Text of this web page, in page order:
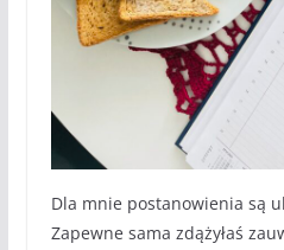
Dla mnie postanowienia są
Zapewne sama zdążyłaś